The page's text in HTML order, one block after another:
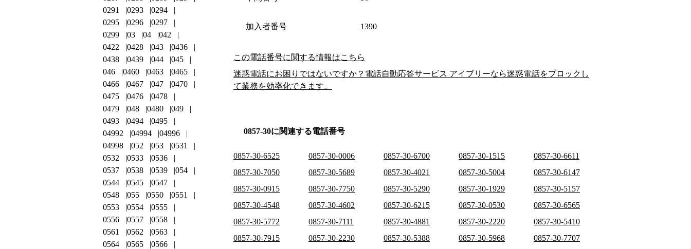
加入者番号 1390
この電話番号に関する情報はこちら
迷惑電話にお困りではないですか？電話自動応答サービス アイブリーなら迷惑電話をブロックし
て業務を効率化できます。
0857-30に関連する電話番号
0857-30-6525 0857-30-0006 0857-30-6700 0857-30-1515
0857-30-6611
0857-30-7050
0857-30-5689 0857-30-4021 0857-30-5004
0857-30-6147
0857-30-0915
0857-30-7750 0857-30-5290 0857-30-1929
0857-30-5157
0857-30-4548
0857-30-4602 0857-30-6215 0857-30-0530
0857-30-6565
0857-30-5772
0857-30-7111 0857-30-4881 0857-30-2220
0857-30-5410
0857-30-7915
0857-30-2230 0857-30-5388 0857-30-5968
0857-30-7707
0291
0293
0294
0295
0296
0297
0299
03 04
042
0422
0428 043
0436
0438
0439 044
045
046
0460 0463
0465
0466
0467 047
0470
0475
0476
0478
0479
048 0480
049
0493
0494
0495
04992
04994
04996
04998
052 053
0531
0532
0533
0536
0537
0538 0539
054
0544
0545
0547
0548
055 0550
0551
0553
0554
0555
0556
0557
0558
0561
0562
0563
0564
0565
0566